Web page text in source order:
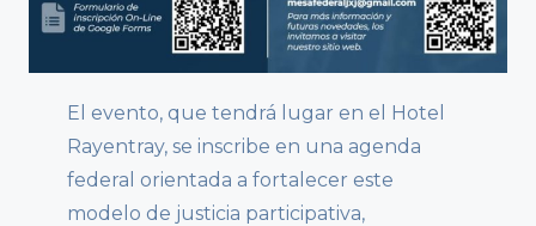
El evento, que tendrá lugar en el Hotel
Rayentray, se inscribe en una agenda
federal orientada a fortalecer este
modelo de justicia participativa,